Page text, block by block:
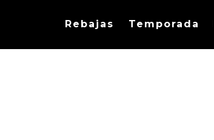
Rebajas Temporada